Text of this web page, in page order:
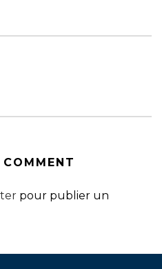
pour publier un